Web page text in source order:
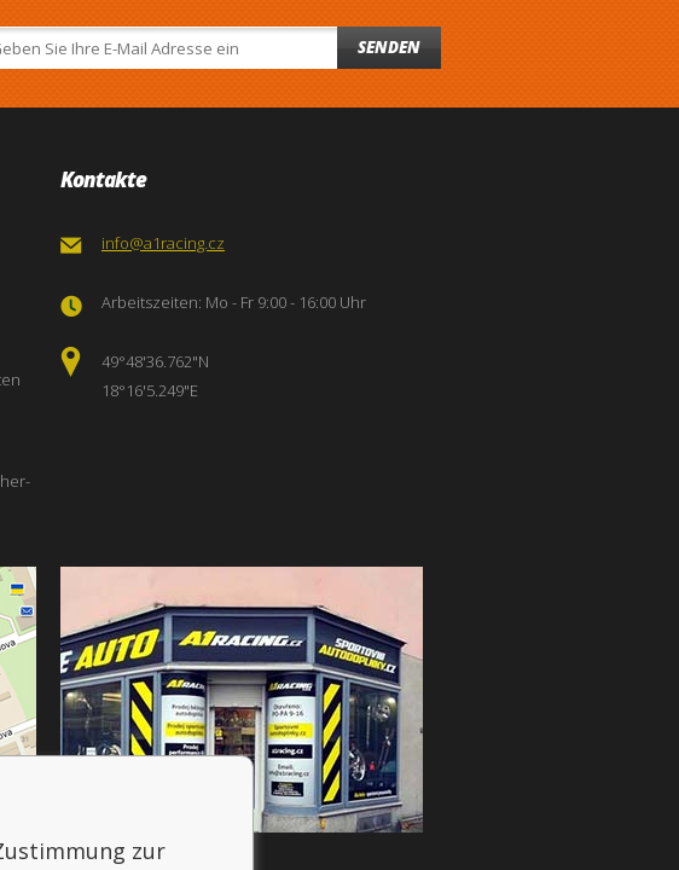
SENDEN
Kontakte
info@a1racing.cz
Arbeitszeiten: Mo - Fr 9:00 - 16:00 Uhr
49°48'36.762"N
18°16'5.249"E
zur